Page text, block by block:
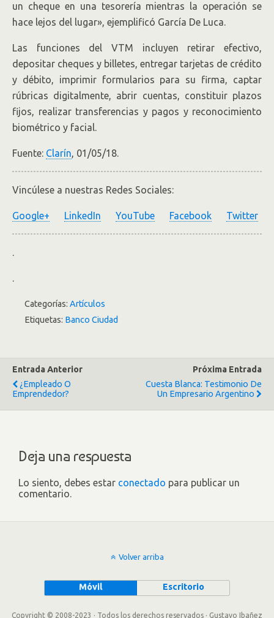
un cheque en una tesorería mientras la operación se
hace lejos del lugar», ejemplificó García De Luca.
Las funciones del VTM incluyen retirar efectivo,
depositar cheques y billetes, entregar tarjetas de crédito
y débito, imprimir formularios para su firma, captar
rúbricas digitalmente, abrir cuentas, constituir plazos
fijos, realizar transferencias y pagos y reconocimiento
biométrico y facial.
Fuente: Clarín, 01/05/18.
Vincúlese a nuestras Redes Sociales:
Google+ LinkedIn YouTube Facebook Twitter
.
.
Categorías: Artículos
Etiquetas: Banco Ciudad
Entrada Anterior
¿Empleado O
Emprendedor?
Próxima Entrada
Cuesta Blanca: Testimonio De
Un Empresario Argentino
Deja una respuesta
Lo siento, debes estar conectado para publicar un
comentario.
Volver arriba
Móvil Escritorio
Copyright © 2008-2023 · Todos los derechos reservados · Gustavo Ibañez